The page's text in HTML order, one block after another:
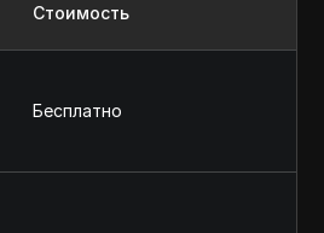
Стоимость
Бесплатно